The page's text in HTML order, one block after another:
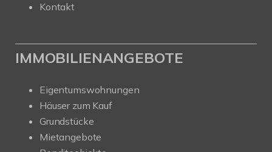
Kontakt
IMMOBILIENANGEBOTE
Eigentumswohnungen
Häuser zum Kauf
Grundstücke
Mietangebote